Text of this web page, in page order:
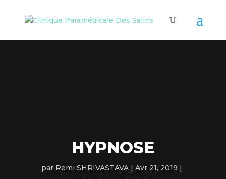
HYPNOSE
par Remi SHRIVASTAVA
Avr 21, 2019